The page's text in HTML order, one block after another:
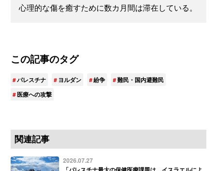
心理的な傷を癒すために数カ月間は滞在している。
この記事のタグ
パレスチナ ヨルダン 紛争
難民・国内避難民
医療への攻撃
関連記事
2026.07.27